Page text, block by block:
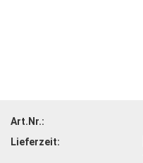
Art.Nr.:
Lieferzeit: